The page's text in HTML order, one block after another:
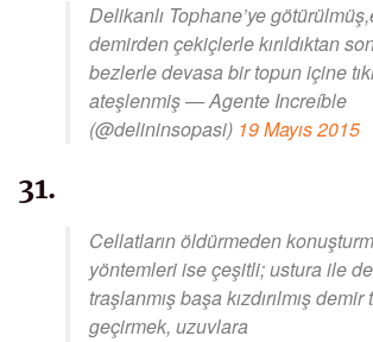
Delikanlı Tophane’ye
demirden çekiçlerle kırıldıktan
bezlerle devasa bir topun içine
ateşlenmiş — Agente Increíble
(@delininsopasi) 19 Mayıs 2015
31.
Cellatların öldürmeden
yöntemleri ise çeşitli; ustura ile
traşlanmış başa kızdırılmış demir
geçirmek, uzuvlara